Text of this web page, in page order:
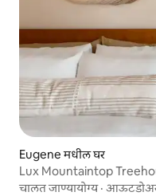
Eugene मधील घर
Lux Mountaintop
चालत जाण्यायोग्य·